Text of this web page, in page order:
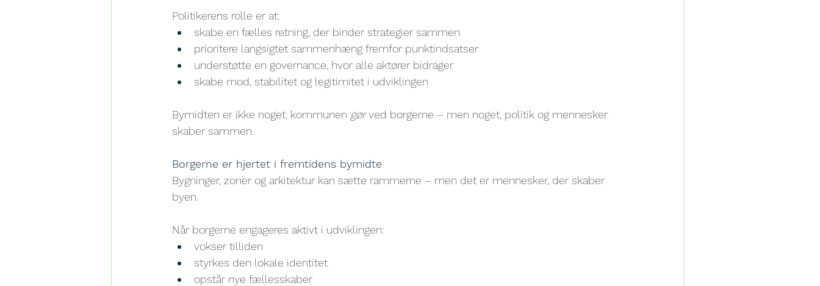
Politikerens rolle er at:
skabe en fælles retning, der binder strategier sammen
prioritere langsigtet sammenhæng fremfor punktindsatser
understøtte en governance, hvor alle aktører bidrager
skabe mod, stabilitet og legitimitet i udviklingen
Bymidten er ikke noget, kommunen gør ved borgerne – men noget, politik og mennesker
skaber sammen.
Borgerne er hjertet i fremtidens bymidte
Bygninger, zoner og arkitektur kan sætte rammerne – men det er mennesker, der skaber
byen.
Når borgerne engageres aktivt i udviklingen:
vokser tilliden
styrkes den lokale identitet
opstår nye fællesskaber